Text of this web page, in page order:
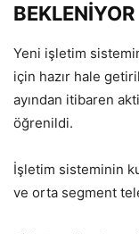
BEKLENİYOR
Yeni işletim
için hazır hale
ayından itibaren
öğrenildi.
İşletim sisteminin
ve orta segment